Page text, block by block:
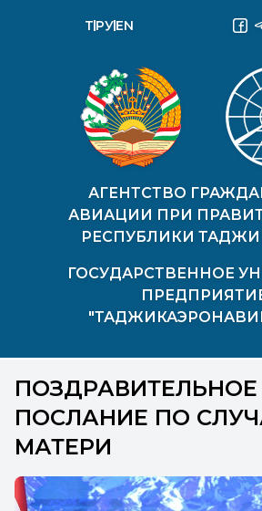
АГЕНТСТВО
АВИАЦИИ ПРИ
РЕСПУБЛИКИ
ГОСУДАРСТВЕННОЕ
ТҶ РУEN
ПОЗДРАВИТЕЛЬНОЕ
ПОСЛАНИЕ ПО
МАТЕРИ